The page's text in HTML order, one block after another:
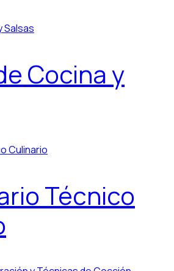
Cocina y
Técnico